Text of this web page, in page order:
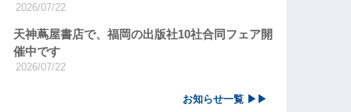
2026/07/22
天神蔦屋書店で、福岡の出版社10社合同フェア開
催中です
2026/07/22
お知らせ一覧 ▶▶